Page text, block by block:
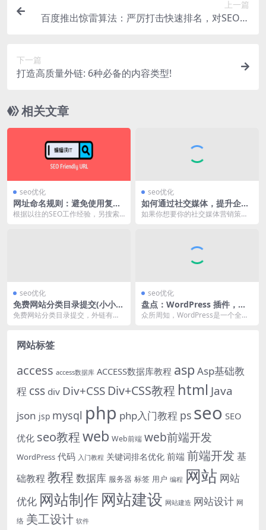
上一篇
百度推出惊雷算法：严厉打击快速排名，对SEO有
下一篇
打造高质量外链: 6种必备的内容类型!
相关文章
seo优化
网址命名规则：避免使用复杂
网址结构！
根据以往的SEO工作经验，另搜索
seo优化
如何通过社交媒体，提升企业
品牌忠诚度？
如果你想要你的社交媒体营销策略
seo优化
免费网站分类目录提交(小小课
堂中文分类目录)
免费网站分类目录提交，外链有低
seo优化
盘点：WordPress 插件，站
长必备的8个插件！
众所周知，WordPress是一个全球
网站标签
access access数据库 ACCESS数据库教程 asp Asp基础教
程 css div Div+CSS Div+CSS教程 html Java
json jsp mysql php php入门教程 ps seo SEO
优化 seo教程web Web前端 web前端开发
WordPress 代码 入门教程 关键词排名优化 前端 前端开发 基
础教程 教程 数据库 服务器 标签 用户 编程 网站 网站
优化 网站制作 网站建设 网站建造 网站设计 网
络 美工设计 软件